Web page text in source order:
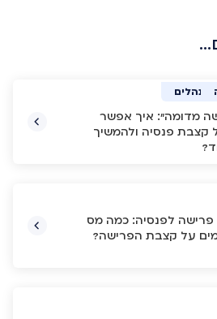
מדומה": איך אפשר
קצבת פנסיה ולהמשיך
פרישה לפנסיה: כמה מס
על קצבת הפרישה?
מנהלים